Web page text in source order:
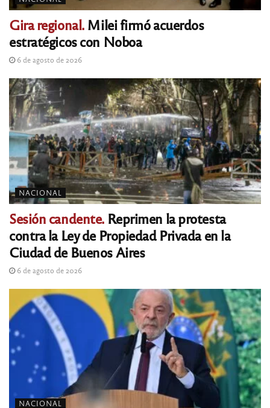
Gira regional.Milei firmó acuerdos
estratégicos con Noboa
6 de agosto de 2026
NACIONAL
Sesión candente.Reprimen la protesta
contra la Ley de Propiedad Privada en la
Ciudad de Buenos Aires
6 de agosto de 2026
NACIONAL